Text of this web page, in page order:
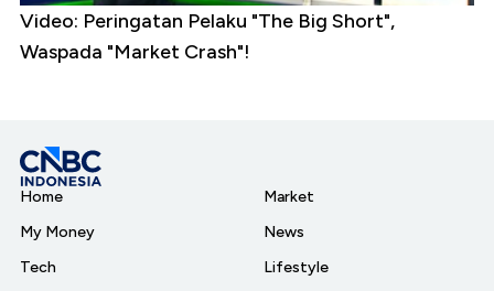
Video: Peringatan Pelaku "The Big Short",
Waspada "Market Crash"!
Home
My Money
Tech
Market
News
Lifestyle